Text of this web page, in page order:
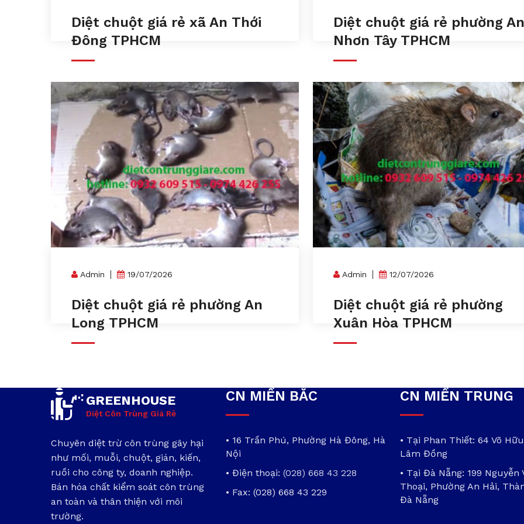
Diệt chuột giá rẻ xã An Thới
Đông TPHCM
Diệt chuột giá rẻ phường An
Nhơn Tây TPHCM
Admin 19/07/2026
Diệt chuột giá rẻ phường An
Long TPHCM
Admin 12/07/2026
Diệt chuột giá rẻ phường
Xuân Hòa TPHCM
GREENHOUSE
Diệt Côn Trùng Giá Rẻ
Chuyên diệt trừ côn trùng gây hại
như mối, muỗi, chuột, gián, kiến,
ruồi cho công ty, doanh nghiệp.
Bán hóa chất kiểm soát côn trùng
an toàn và thân thiện với môi
trường.
CN MIỀN BẮC
• 16 Trần Phú, Phường Hà Đông, Hà
Nội
• Điện thoại: (028) 668 43 228
• Fax: (028) 668 43 229
CN MIỀN TRUNG
• Tại Phan Thiết: 64 Võ
Lâm Đồng
• Tại Đà Nẵng: 199 Nguyễn
Thoại, Phường An Hải,
Đà Nẵng